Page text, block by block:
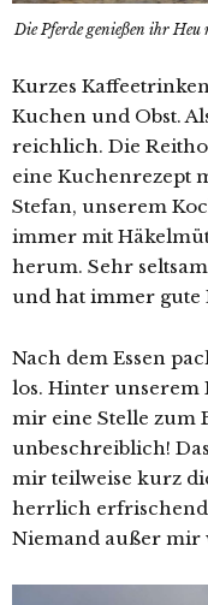
Die Pferde genießen ihr Heu
Kurzes
Kuchen und Obst.
reichlich. Die
eine Kuchenrezept
Stefan, unserem
immer mit
herum. Sehr
und hat immer gute
Nach dem Essen
los. Hinter unserem
mir eine Stelle zum
unbeschreiblich!
mir teilweise kurz
herrlich
Niemand außer mir